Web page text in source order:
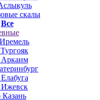
скалы
Все
Аркаим
Ижевск
Казань